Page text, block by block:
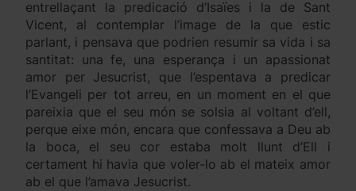
entrellaçant la predicació d’Isaïes i la de Sant
Vicent, al contemplar l’image de la que estic
parlant, i pensava que podrien resumir sa vida i sa
santitat: una fe, una esperança i un apassionat
amor per Jesucrist, que l’espentava a predicar
l’Evangeli per tot arreu, en un moment en el que
pareixia que el seu món se solsia al voltant d’ell,
perque eixe món, encara que confessava a Deu ab
la boca, el seu cor estaba molt llunt d’Ell i
certament hi havia que voler-lo ab el mateix amor
ab el que l’amava Jesucrist.